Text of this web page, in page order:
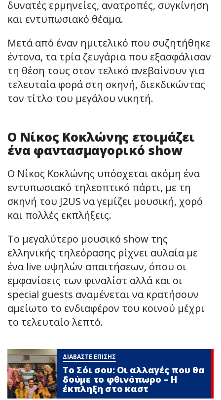
δυνατές ερμηνείες, ανατροπές, συγκίνηση
και εντυπωσιακό θέαμα.
Μετά από έναν ημιτελικό που συζητήθηκε
έντονα, τα τρία ζευγάρια που εξασφάλισαν
τη θέση τους στον τελικό ανεβαίνουν για
τελευταία φορά στη σκηνή, διεκδικώντας
τον τίτλο του μεγάλου νικητή.
Ο Νίκος Κοκλώνης ετοιμάζει
ένα φαντασμαγορικό show
Ο Νίκος Κοκλώνης υπόσχεται ακόμη ένα
εντυπωσιακό τηλεοπτικό πάρτι, με τη
σκηνή του J2US να γεμίζει μουσική, χορό
και πολλές εκπλήξεις.
Το μεγαλύτερο μουσικό show της
ελληνικής τηλεόρασης ρίχνει αυλαία με
ένα live υψηλών απαιτήσεων, όπου οι
εμφανίσεις των φιναλίστ αλλά και οι
special guests αναμένεται να κρατήσουν
αμείωτο το ενδιαφέρον του κοινού μέχρι
το τελευταίο λεπτό.
ΔΙΑΒΑΣΤΕ ΕΠΙΣΗΣ
Το Σόι σου: Οι αλλαγές που θα
δούμε το φθινόπωρο – Η
έκπληξη στο καστ